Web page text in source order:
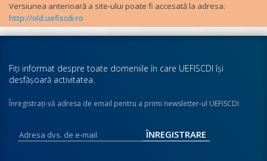
Versiunea anterioară a site-ului poate fi accesată la adresa:
http://old.uefiscdi.ro
Fiţi informat despre toate domeniile în care UEFISCDI îşi
desfăşoară activitatea.
Înregistraţi-vă adresa de email pentru a primi newsletter-ul UEFISCDI